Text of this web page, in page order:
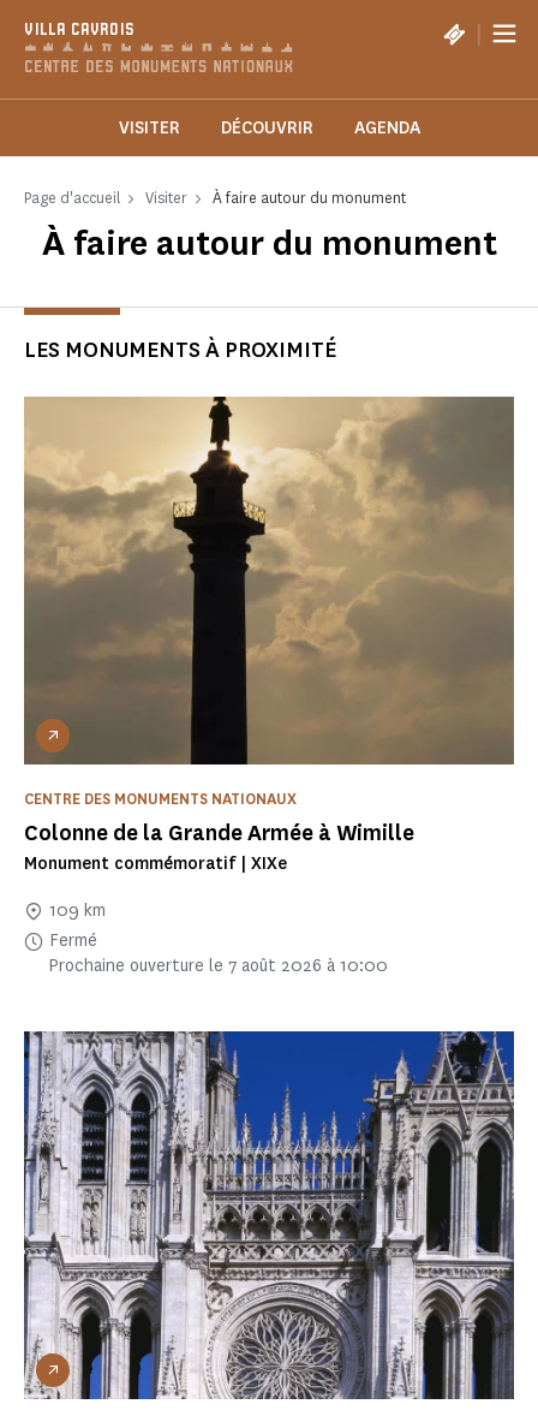
VILLA CAVROIS |
VISITER DÉCOUVRIR AGENDA
Page d'accueil Visiter À faire autour du monument
À faire autour du monument
LES MONUMENTS À PROXIMITÉ
Colonne de la Grande Armée à Wimille
CENTRE DES MONUMENTS NATIONAUX
Monument commémoratif | XIXe
109 km
Fermé
Prochaine ouverture le 7 août 2026 à 10:00